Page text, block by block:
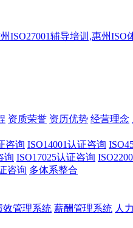
资质荣誉 资历优势 经营理念
咨询 ISO14001认证咨询
询 ISO17025认证咨询
咨询 多体系整合
效管理系统 薪酬管理系统 人